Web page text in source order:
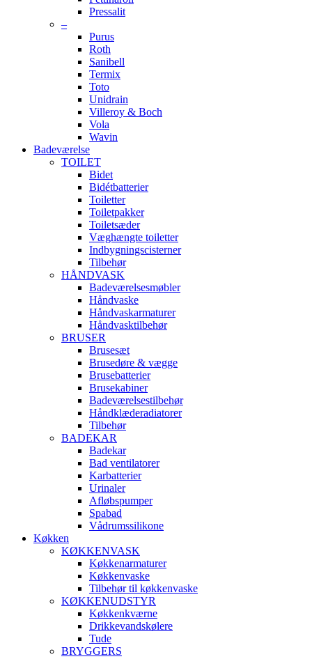
Pressalit
–
Purus
Roth
Sanibell
Termix
Toto
Unidrain
Villeroy & Boch
Vola
Wavin
Badeværelse
TOILET
Bidet
Bidétbatterier
Toiletter
Toiletpakker
Toiletsæder
Væghængte toiletter
Indbygningscisterner
Tilbehør
HÅNDVASK
Badeværelsesmøbler
Håndvaske
Håndvaskarmaturer
Håndvasktilbehør
BRUSER
Brusesæt
Brusedøre & vægge
Brusebatterier
Brusekabiner
Badeværelsestilbehør
Håndklæderadiatorer
Tilbehør
BADEKAR
Badekar
Bad ventilatorer
Karbatterier
Urinaler
Afløbspumper
Spabad
Vådrumssilikone
Køkken
KØKKENVASK
Køkkenarmaturer
Køkkenvaske
Tilbehør til køkkenvaske
KØKKENUDSTYR
Køkkenkværne
Drikkevandskølere
Tude
BRYGGERS